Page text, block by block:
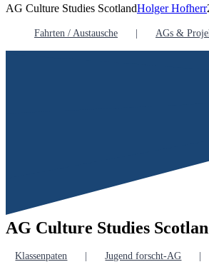
AG Culture Studies ScotlandHolger Hofherr
Fahrten / Austausche AGs &
AG Culture Studies
Klassenpaten Jugend forscht-AG